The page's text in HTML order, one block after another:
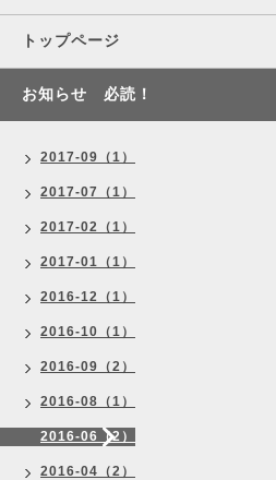
トップページ
お知らせ 必読！
2017-09（1）
2017-07（1）
2017-02（1）
2017-01（1）
2016-12（1）
2016-10（1）
2016-09（2）
2016-08（1）
2016-06（2）
2016-04（2）